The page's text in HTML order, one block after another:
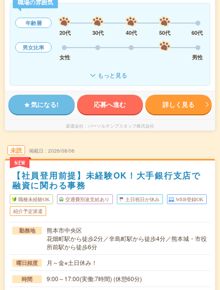
職場の雰囲気
年齢層
20代
30代 40代 50代
60代
男女比率
女性
男性
もっと見る
気になる! 応募へ進む 詳しく見る
派遣会社 パーソルテンプスタッフ株式会社
未読
NEW
掲載日 2026/08/06
【社員登用前提】未経験OK！大手銀行支店で
融資に関わる事務
職種未経験OK 交通費別途支給あり 土日祝日が休み WEB登録OK
紹介予定派遣
勤務地
熊本市中央区
花畑町駅から徒歩2分／辛島町駅から徒歩4分／熊本城・市役
所前駅から徒歩6分
曜日頻度 月～金※土日休み！
時間 9:00～17:00(実働:7時間) (休憩60分)